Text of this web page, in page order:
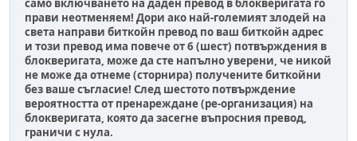
само включването на даден превод в блокверигата го
прави неотменяем! Дори ако най-големият злодей на
света направи биткойн превод по ваш биткойн адрес
и този превод има повече от 6 (шест) потвърждения в
блокверигата, може да сте напълно уверени, че никой
не може да отнеме (сторнира) получените биткойни
без ваше съгласие! След шестото потвърждение
вероятността от пренареждане (ре-организация) на
блокверигата, която да засегне въпросния превод,
граничи с нула.